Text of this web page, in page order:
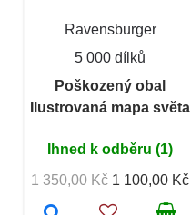
Ravensburger
5 000 dílků
Poškozený obal
Ilustrovaná mapa světa
Ihned k odběru (1)
1 350,00 Kč 1 100,00 Kč